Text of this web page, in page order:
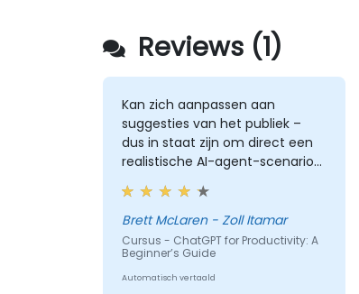
Reviews (1)
Kan zich aanpassen aan
suggesties van het publiek –
dus in staat zijn om direct een
realistische AI-agent-scenario
te creëren.
Brett McLaren - Zoll Itamar
Cursus - ChatGPT for Productivity: A
Beginner’s Guide
Automatisch vertaald